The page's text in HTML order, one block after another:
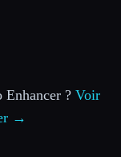
Enhancer ? Voir
→